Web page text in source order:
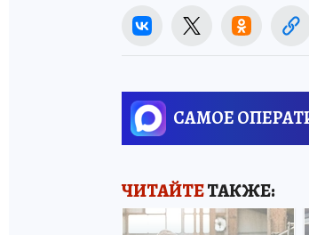
САМОЕ
ЧИТАЙТЕТАКЖЕ: